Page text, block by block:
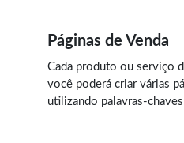
Páginas de Venda
Cada produto ou serviço
você poderá criar várias
utilizando palavras-